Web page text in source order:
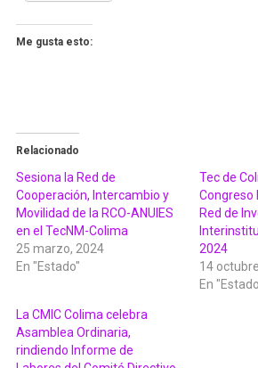
Me gusta esto:
Relacionado
Sesiona la Red de
Cooperación, Intercambio y
Movilidad de la RCO-ANUIES
en el TecNM-Colima
25 marzo, 2024
En "Estado"
Tec de
Congreso
Red de
2024
14
En
La CMIC Colima celebra
Asamblea Ordinaria,
rindiendo Informe de